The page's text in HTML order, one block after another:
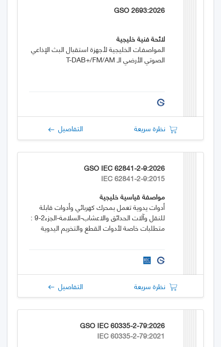
GSO 2693:2026
لائحة فنية خليجية
المواصفـات الخليجية لأجهزة استقبال البث الإذاعي
الصوتي الأرضي الـ T-DAB+/FM/AM
نظرة سريعة التفاصيل
GSO IEC 62841-2-9:2026
IEC 62841-2-9:2015
مواصفة قياسية خليجية
أدوات يدوية تعمل بمحرك كهربائي وأدوات قابلة
للنقل وآلات الحدائق والاعشاب-السلامة-الجزء2-9 :
متطلبات خاصة لأدوات القطع والتخريم اليدوية
نظرة سريعة التفاصيل
GSO IEC 60335-2-79:2026
IEC 60335-2-79:2021